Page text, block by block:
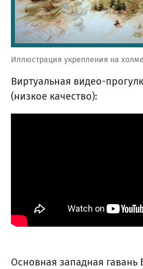
Иллюстрация укрепления на
Виртуальная видео-
(низкое качество):
Основная западная гавань